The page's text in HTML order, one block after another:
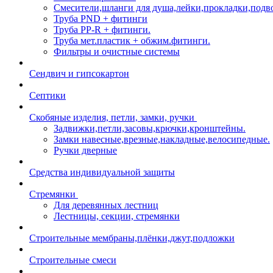
Смесители,шланги для
Труба PND + фитинги
Труба PP-R + фитинги.
Труба мет.пластик + обжим.фитинги.
Фильтры и очистные системы
Сендвич и гипсокартон
Септики
Скобяные изделия, петли, замки, ручки
Задвижки,петли,засовы,крючки,кронштейны.
Замки навесные,врезные,накладные,велосипедные.
Ручки дверные
Средства индивидуальной защиты
Стремянки
Для деревянных лестниц
Лестницы, секции, стремянки
Строительные мембраны,плёнки,джут,подложки
Строительные смеси